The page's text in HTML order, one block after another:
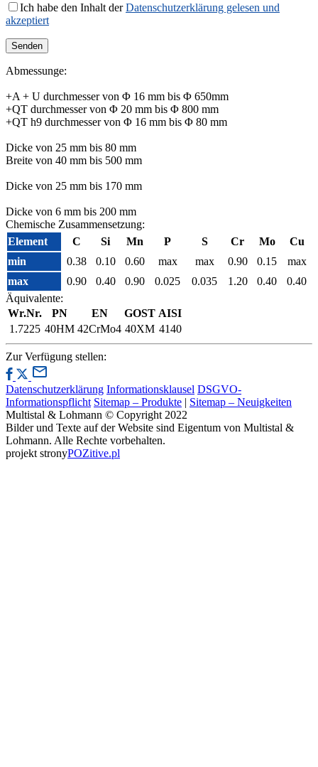
Ich habe den Inhalt derDatenschutzerklärung gelesen und
akzeptiert
Abmessunge:
+A + U durchmesser von Φ 16 mm bis Φ 650mm
+QT durchmesser von Φ 20 mm bis Φ 800 mm
+QT h9 durchmesser von Φ 16 mm bis Φ 80 mm
Dicke von 25 mm bis 80 mm
Breite von 40 mm bis 500 mm
Dicke von 25 mm bis 170 mm
Dicke von 6 mm bis 200 mm
Chemische Zusammensetzung:
Element
C Si Mn P S Cr Mo
Cu
min
0.38 0.10 0.60 max max 0.90 0.15
max
max
0.90 0.40 0.90 0.025 0.035 1.20 0.40
0.40
Äquivalente:
Wr.Nr.
PN EN GOST AISI
1.7225 40HM 42CrMo4 40XM 4140
Zur Verfügung stellen:
Datenschutzerklärung Informationsklausel DSGVO-
Informationspflicht Sitemap – Produkte | Sitemap – Neuigkeiten
Multistal & Lohmann © Copyright 2022
Bilder und Texte auf der Website sind Eigentum von Multistal &
Lohmann. Alle Rechte vorbehalten.
projekt stronyPOZitive.pl